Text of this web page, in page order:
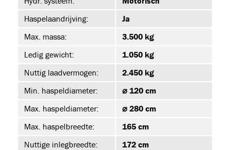
Haspelaandrijving:
Ja
Max. massa:
3.500 kg
Ledig gewicht:
1.050 kg
Nuttig laadvermogen:
2.450 kg
Min. haspeldiameter:
⌀ 120 cm
Max. haspeldiameter:
⌀ 280 cm
Max. haspelbreedte:
165 cm
Nuttige inlegbreedte:
172 cm